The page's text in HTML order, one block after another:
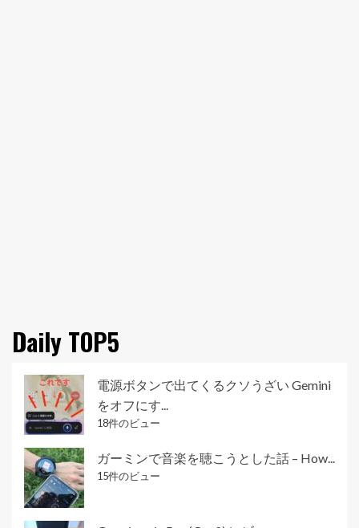
Daily TOP5
電源ボタンで出てくるクソうざい Gemini
をオフにす...
18件のビュー
ガーミンで音楽を聴こうとした話 – How...
15件のビュー